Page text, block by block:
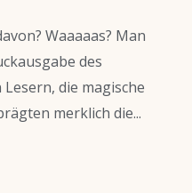
Waaaaas? Man
des
die magische
merklich die...